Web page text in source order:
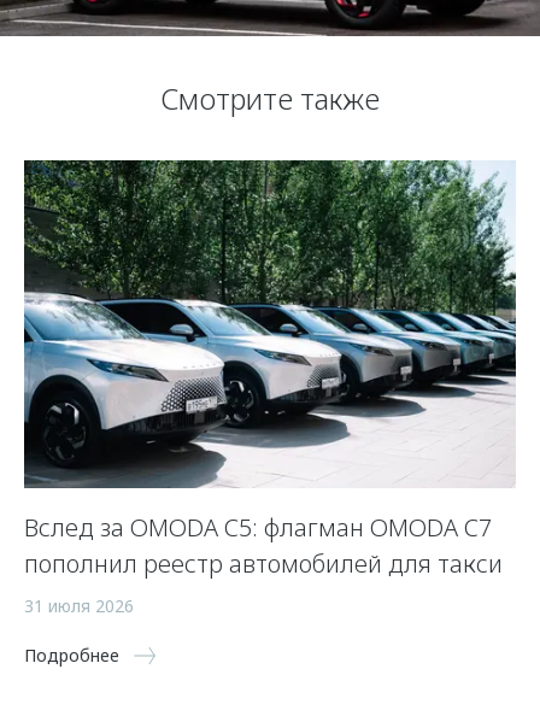
Смотрите также
Вслед за OMODA C5: флагман OMODA C7
пополнил реестр автомобилей для такси
31 июля 2026
Подробнее